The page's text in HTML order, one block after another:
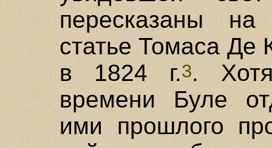
пересказаны
статье Томаса Де
в 1824 г.3.
времени Буле
ими прошлого